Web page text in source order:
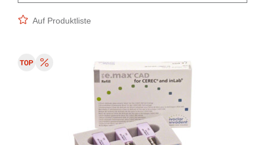
Auf Produktliste